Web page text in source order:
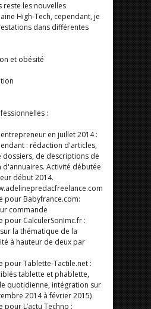
reste les nouvelles
High-Tech, cependant, je
dans différentes
et obésité
:
en juillet 2014 :
: rédaction d'articles,
de descriptions de
Activité débutée
début 2014.
pour Babyfrance.com:
commande
pour CalculerSonImc.fr :
la thématique de la
à hauteur de deux par
pour Tablette-Tactile.net :
tablette et phablette,
quotidienne, intégration sur
2014 à février 2015)
L’actu Techno :